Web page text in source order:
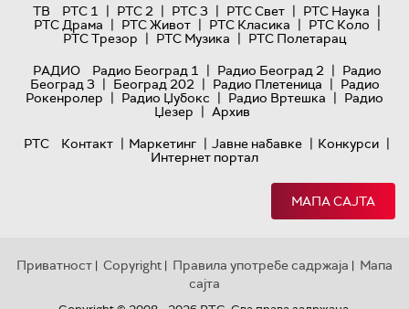
ТВ
РТС 1 | РТС 2 | РТС 3 | РТС Свет | РТС Наука |
РТС Драма | РТС Живот | РТС Класика | РТС Коло |
РТС Трезор | РТС Музика | РТС Полетарац
РАДИО
Радио Београд 1 | Радио Београд 2 | Радио
Београд 3 | Београд 202 | Радио Плетеница | Радио
Рокенролер | Радио Џубокс | Радио Вртешка | Радио
Џезер | Архив
РТС
Контакт | Маркетинг | Јавне набавке | Конкурси |
Интернет портал
МАПА САЈТА
Приватност | Copyright | Правила употребе садржаја | Мапа
сајта